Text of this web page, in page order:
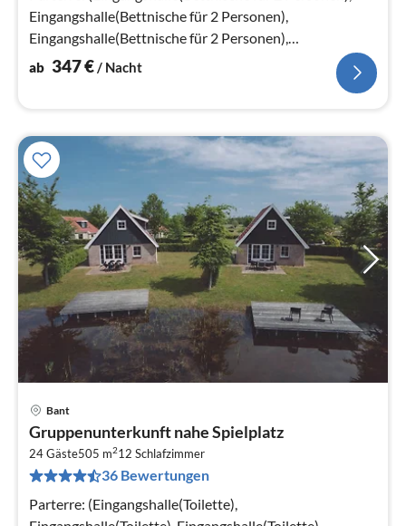
Eingangshalle(Bettnische für 2 Personen),
Eingangshalle(Bettnische für 2 Personen),
Eingangshalle(Bettnische für 2 Personen)
ab 347€/ Nacht
Bant
Gruppenunterkunft nahe Spielplatz
24 Gäste505 m212 Schlafzimmer
36 Bewertungen
Parterre: (Eingangshalle(Toilette),